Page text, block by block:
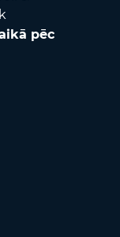
pēc